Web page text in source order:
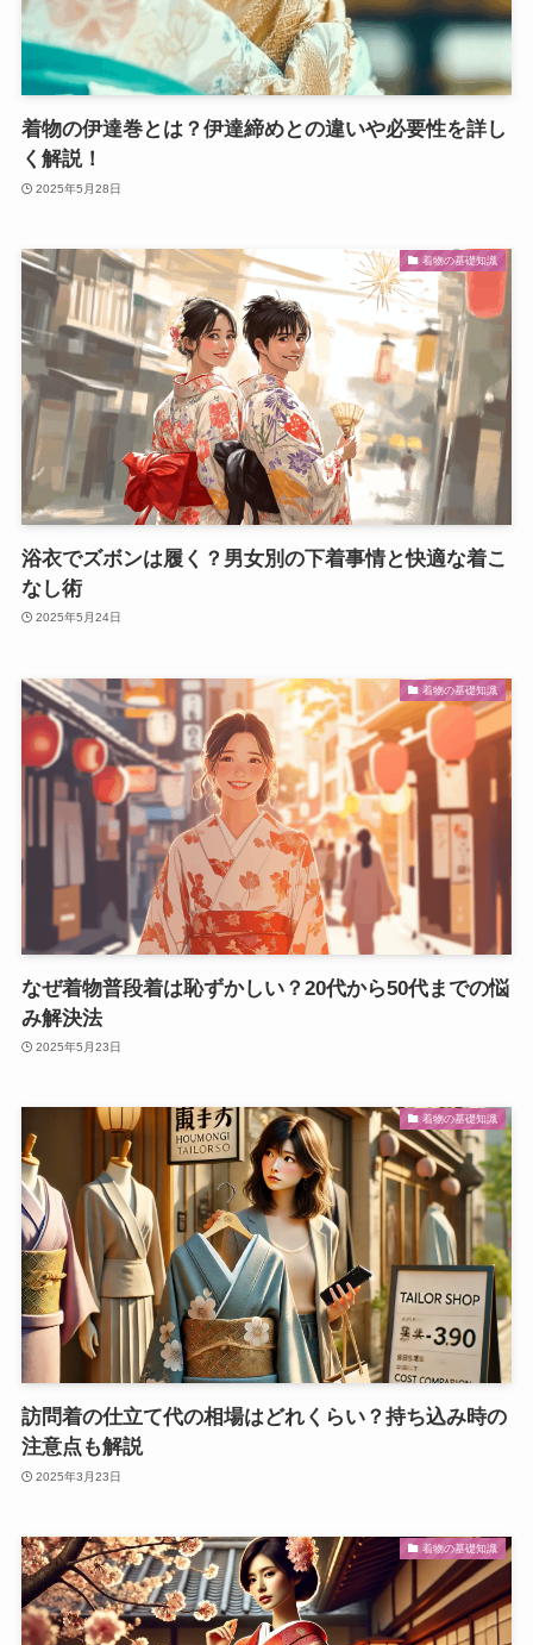
着物の伊達巻とは？伊達締めとの違いや必要性を詳し
く解説！
2025年5月28日
着物の基礎知識
浴衣でズボンは履く？男女別の下着事情と快適な着こ
なし術
2025年5月24日
着物の基礎知識
なぜ着物普段着は恥ずかしい？20代から50代までの悩
み解決法
2025年5月23日
着物の基礎知識
訪問着の仕立て代の相場はどれくらい？持ち込み時の
注意点も解説
2025年3月23日
着物の基礎知識